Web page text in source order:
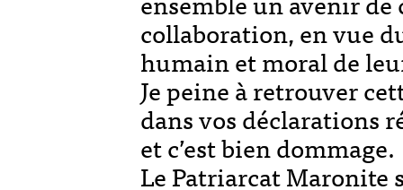
collaboration, en vue
humain et moral de
Je peine à retrouver
dans vos déclarations
et c’est bien dommage.
Le Patriarcat Maronite